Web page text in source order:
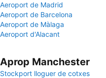
Aeroport de Madrid
Aeroport de Barcelona
Aeroport de Màlaga
Aeroport d'Alacant
Aprop Manchester
Stockport lloguer de cotxes